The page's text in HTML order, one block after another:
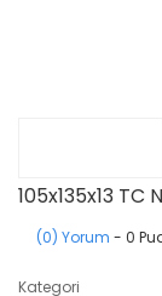
105x135x13 TC
(0) Yorum - 0
Kategori